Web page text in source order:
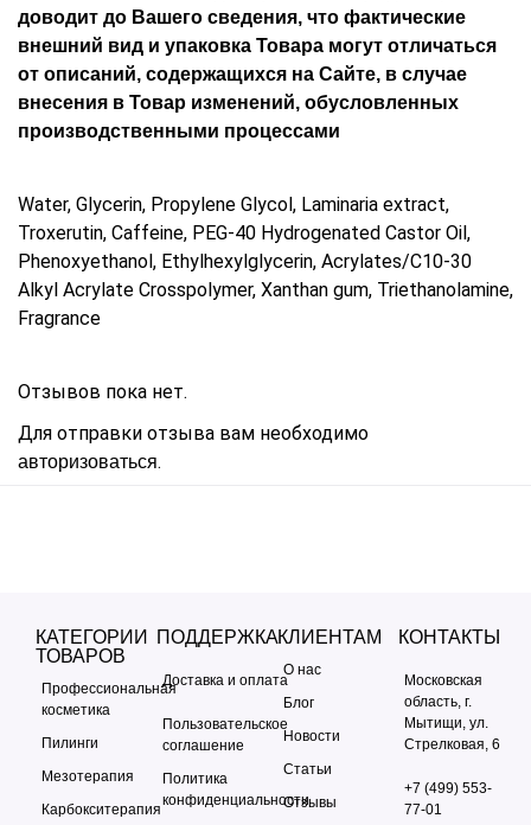
доводит до Вашего сведения, что фактические
внешний вид и упаковка Товара могут отличаться
от описаний, содержащихся на Сайте, в случае
внесения в Товар изменений, обусловленных
производственными процессами
Water, Glycerin, Рropylene Glycol, Laminaria extract,
Troxerutin, Caffeine, PEG-40 Hydrogenated Castor Oil,
Phenoxyethanol, Ethylhexylglycerin, Acrylates/C10-30
Alkyl Acrylate Crosspolymer, Xanthan gum, Triethanolamine,
Fragrance
Отзывов пока нет.
Для отправки отзыва вам необходимо
авторизоваться.
КАТЕГОРИИ
ТОВАРОВ
Профессиональная
косметика
Пилинги
Мезотерапия
Карбокситерапия
ПОДДЕРЖКА
Доставка и оплата
Пользовательское
соглашение
Политика
конфиденциальности
КЛИЕНТАМ
О нас
Блог
Новости
Статьи
Отзывы
КОНТАКТЫ
Московская
область, г.
Мытищи, ул.
Стрелковая, 6
+7 (499) 553-
77-01